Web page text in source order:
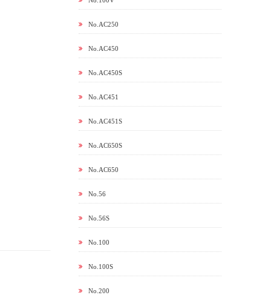
No.AC250
No.AC450
No.AC450S
No.AC451
No.AC451S
No.AC650S
No.AC650
No.56
No.56S
No.100
No.100S
No.200